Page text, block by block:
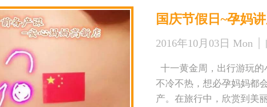
黄雁村 预约电话：029-
解更多关于安心妈妈信
程~这不！这周的课程又
吧！ 活动时间：2016年
主任 参与对象：安心妈
安市安心妈妈月子中心友
线：29路、700路、35路
国庆节假日~孕妈
2016年10月03日 Mon
十一黄金周，出行游玩的
不冷不热，想必孕妈妈都
产。在旅行中，欣赏到美